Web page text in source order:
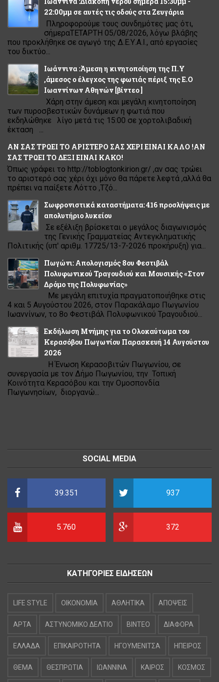
22:00μμ σε αυτές τις οδούς στα Ζευγάρια
Πληροφορούμε τους συνδημότες μας ότι,
σήμεραΤΕΤΑΡΤΗ 05/08/2026, λόγω βλάβης
που προκλήθηκε σε αγωγό της Δ.Ε.Υ.Α.Ι., από εργασίες
του δικτύο...
Ιωάννινα :Άμεση η κινητοποίηση της Π.Υ
,άμεσος ο έλεγχος της φωτιάς πέριξ της Ε.Ο
Ιωαννίνων Αθηνών [βίντεο ]
Χάρη στην άμεση και μεγάλη κινητοποίηση
των πυροσβεστικών δυνάμεων η φωτιά που
εκδηλώθηκε λίγο μετά τις 15:00 σε χορτολιβαδική
έκταση ...
ΑΝ ΣΑΣ ΤΡΩΕΙ ΤΟ ΑΡΙΣΤΕΡΟ ΣΑΣ ΧΕΡΙ ΕΙΝΑΙ ΚΑΛΟ !ΑΝ
ΣΑΣ ΤΡΩΕΙ ΤΟ ΔΕΞΙ ΕΙΝΑΙ ΚΑΚΟ!
Όπως γράφει το http://toblogtonkirion.gr/ ,αν σας τρώει
το αριστερό σας χέρι όχι μόνο θα πάρετε λεφτά ,αλλά θα
πρέπει να παίξετε Λόττο ,Τζό...
Σωφρονιστικά καταστήματα: 416 προσλήψεις με
απολυτήριο λυκείου
Σε εξέλιξη βρίσκεται ο μεγάλος διαγωνισμός
της Γενικής Γραμματείας Αντεγκληματικής
Πολιτικής (υπ' αριθμ. 17725/13-7-2026 προκήρυξη) για...
Πωγώνι: Απολογισμός 8ου Φεστιβάλ
Πολυφωνικού Τραγουδιού και Μουσικής «Στον
Δρόμο της Πολυφωνίας»
Με μεγάλη επιτυχία πραγματοποιήθηκε στις
4 και 5 Αυγούστου 2026, στον Παρακάλαμο Πωγωνίου
Ιωαννίνων, το 8ο Φεστιβάλ Πολυφωνικού Τραγουδιού...
Εκδήλωση Μνήμης για το Ολοκαύτωμα του
Κερασόβου Πωγωνίου Παρασκευή 14 Αυγούστου
2026
Η Ένωση Κερασοβιτών Πωγωνίου, σε
συνεργασία με τον Δήμο Πωγωνίου, την Τοπική
Κοινότητα Κερασόβου και την Ομοσπονδία
Πωγωνησίων, διοργανώ...
SOCIAL MEDIA
39.351 937
5.760 372
ΚΑΤΗΓΟΡΙΕΣ ΕΙΔΗΣΕΩΝ
LIFE STYLE OIKONOMIA ΑΘΛΗΤΙΚΑ ΑΠΟΨΕΙΣ
ΑΡΤΑ ΑΣΤΥΝΟΜΙΚΟ ΔΕΛΤΙΟ ΒΙΝΤΕΟ ΔΙΑΦΟΡΑ
ΕΛΛΑΔΑ ΕΠΙΚΑΙΡΟΤΗΤΑ ΗΓΟΥΜΕΝΙΤΣΑ ΗΠΕΙΡΟΣ
ΘΕΜΑ ΘΕΣΠΡΩΤΙΑ ΙΩΑΝΝΙΝΑ ΚΑΙΡΟΣ ΚΟΣΜΟΣ